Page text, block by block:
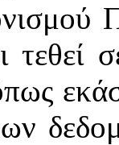
τεθεί